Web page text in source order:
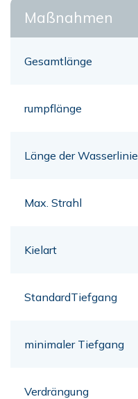
Maßnahmen
Gesamtlänge
rumpflänge
Länge der Wasserlinie
Max. Strahl
Kielart
StandardTiefgang
minimaler Tiefgang
Verdrängung